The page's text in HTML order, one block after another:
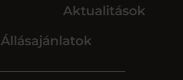
Aktualitások
Állásajánlatok